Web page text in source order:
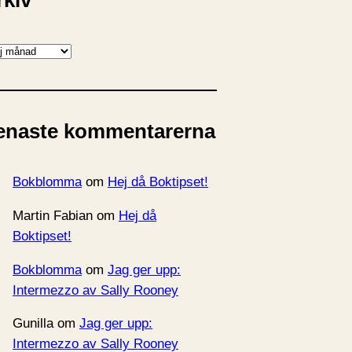
kommentarerna
Bokblommaom Hej då Boktipset!
Martin Fabian om Hej då
Boktipset!
Bokblomma om Jag ger upp:
Intermezzo av Sally Rooney
Gunillaom Jag ger upp:
Intermezzo av Sally Rooney